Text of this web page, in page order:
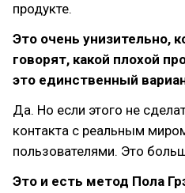
продукте.
Это очень унизительно,
говорят, какой плохой
это единственный
Да. Но если этого не
контакта с реальным
пользователями. Это
Это и есть метод Пола